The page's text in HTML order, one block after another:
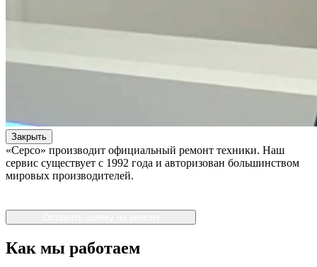
Закрыть
«Серсо» производит официальный ремонт техники. Наш
сервис существует с 1992 года и авторизован большинством
мировых производителей.
Как мы работаем